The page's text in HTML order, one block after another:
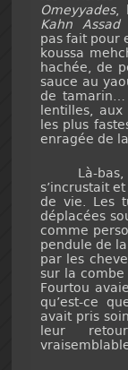
Omeyyades,
Kahn Assad
pas fait pour
koussa
hachée, de
sauce au
de tamarin…
lentilles,
les plus
enragée de
Là-bas,
s’incrustait
de vie. Les
déplacées
comme
pendule de
par les
sur la
Fourtou
qu’est-ce
avait pris
leur